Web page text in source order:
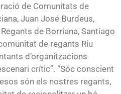
de Comunitats de
Juan José Burdeus,
de Borriana, Santiago
de regants Riu
d’organitzacions
crític”. “Sóc conscient
són els nostres regants,